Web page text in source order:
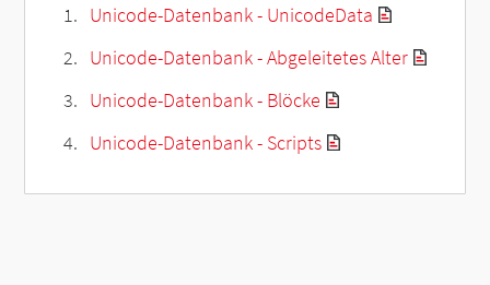
Unicode-Datenbank - UnicodeData
Unicode-Datenbank - Abgeleitetes Alter
Unicode-Datenbank - Blöcke
Unicode-Datenbank - Scripts